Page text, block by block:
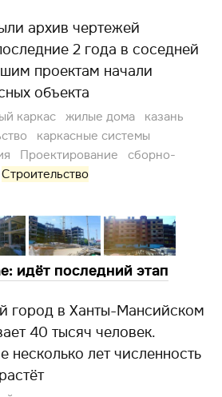
архив чертежей
2 года в соседней
проектам начали
объекта
каркас жилые дома
казань
каркасные системы
Проектирование
сборно-
Строительство
идёт последний этап
город в Ханты-Мансийском
40 тысяч человек.
несколько лет численность